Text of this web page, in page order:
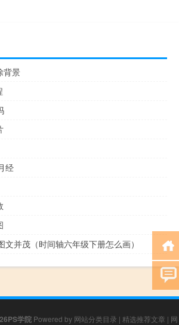
背景
经
文并茂（时间轴六年级下册怎么画）
学院Powered by 网站分类目录 | 精选推荐文章 | 网